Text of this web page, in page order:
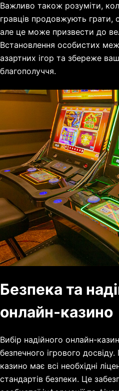
Важливо також розуміти,
гравців продовжують грати,
але це може призвести до
Встановлення особистих
азартних ігор та збереже
благополуччя.
Безпека та
онлайн-казино
Вибір надійного онлайн-
безпечного ігрового
казино має всі необхідні
стандартів безпеки. Це